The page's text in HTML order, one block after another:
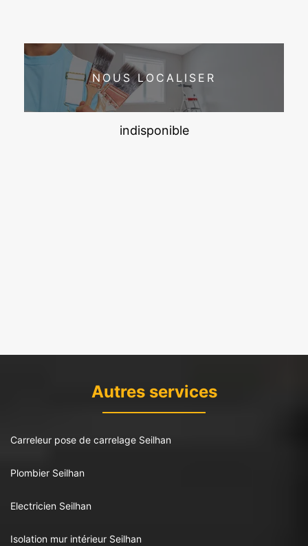
NOUS LOCALISER
indisponible
Autres services
Carreleur pose de carrelage Seilhan
Plombier Seilhan
Electricien Seilhan
Isolation mur intérieur Seilhan